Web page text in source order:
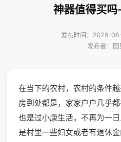
神器值得买
发布时间：2026-
发布者：固
在当下的农村，农村的条件
房到处都是，家家户户几乎
也是过小康生活，不再为一
是村里一些妇女或者有退休